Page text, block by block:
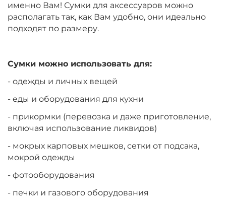
именно Вам! Сумки для аксессуаров можно
располагать так, как Вам удобно, они идеально
подходят по размеру.
Сумки можно использовать для:
- одежды и личных вещей
- еды и оборудования для кухни
- прикормки (перевозка и даже приготовление,
включая использование ликвидов)
- мокрых карповых мешков, сетки от подсака,
мокрой одежды
- фотооборудования
- печки и газового оборудования